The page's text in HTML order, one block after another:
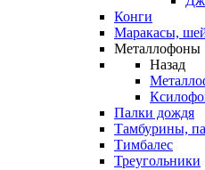
Конги
Маракасы,
Металлофоны
Назад
Палки дождя
Тамбурины,
Тимбалес
Треугольники